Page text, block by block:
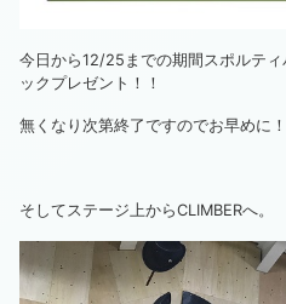
今日から12/25までの期間スポルテ
ックプレゼント！！
無くなり次第終了ですのでお早めに！
そしてステージ上からCLIMBERへ。